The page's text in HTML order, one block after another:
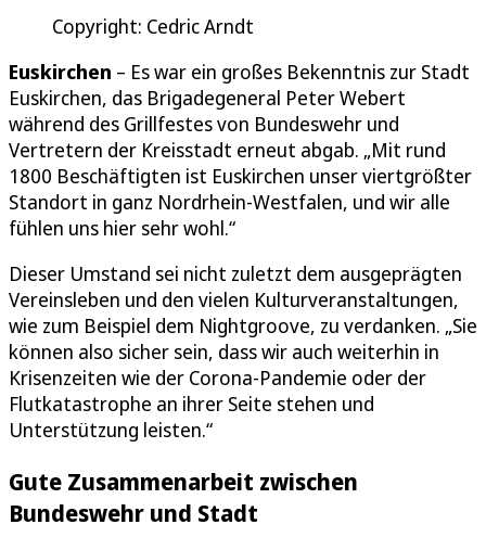
Copyright: Cedric Arndt
Euskirchen – Es war ein großes Bekenntnis zur Stadt
Euskirchen, das Brigadegeneral Peter Webert
während des Grillfestes von Bundeswehr und
Vertretern der Kreisstadt erneut abgab. „Mit rund
1800 Beschäftigten ist Euskirchen unser viertgrößter
Standort in ganz Nordrhein-Westfalen, und wir alle
fühlen uns hier sehr wohl.“
Dieser Umstand sei nicht zuletzt dem ausgeprägten
Vereinsleben und den vielen Kulturveranstaltungen,
wie zum Beispiel dem Nightgroove, zu verdanken. „Sie
können also sicher sein, dass wir auch weiterhin in
Krisenzeiten wie der Corona-Pandemie oder der
Flutkatastrophe an ihrer Seite stehen und
Unterstützung leisten.“
Gute Zusammenarbeit zwischen
Bundeswehr und Stadt